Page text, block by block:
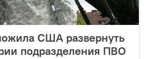
США развернуть
подразделения ПВО